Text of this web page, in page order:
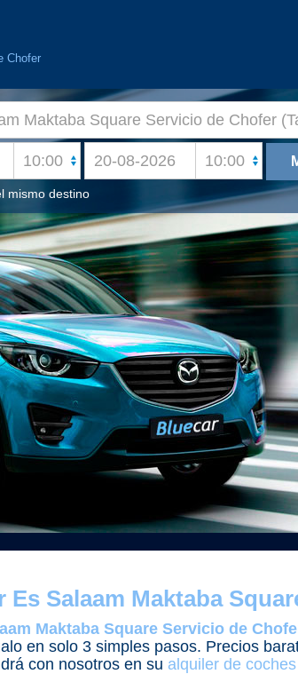
Chofer
Salaam Maktaba
Maktaba Square Servicio de
en solo 3 simples pasos. Precios
con nosotros en su alquiler de
mismo destino